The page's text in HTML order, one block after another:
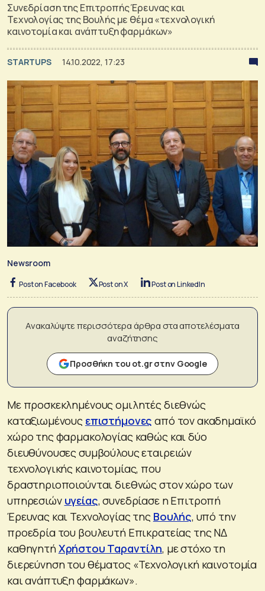
Συνεδρίαση της Επιτροπής Έρευνας και
Τεχνολογίας της Βουλής με θέμα «τεχνολογική
καινοτομία και ανάπτυξη φαρμάκων»
STARTUPS 14.10.2022, 17:23
Newsroom
Post on Facebook Post on X Post on LinkedIn
Ανακαλύψτε περισσότερα άρθρα στα αποτελέσματα
αναζήτησης
Προσθήκη του ot.gr στην Google
Με προσκεκλημένους ομιλητές διεθνώς
καταξιωμένους επιστήμονες από τον ακαδημαϊκό
χώρο της φαρμακολογίας καθώς και δύο
διευθύνουσες συμβούλους εταιρειών
τεχνολογικής καινοτομίας, που
δραστηριοποιούνται διεθνώς στον χώρο των
υπηρεσιών υγείας, συνεδρίασε η Επιτροπή
Έρευνας και Τεχνολογίας της Βουλής, υπό την
προεδρία του βουλευτή Επικρατείας της ΝΔ
καθηγητήΧρήστου Ταραντίλη, με στόχο τη
διερεύνηση του θέματος «Τεχνολογική καινοτομία
και ανάπτυξη φαρμάκων».